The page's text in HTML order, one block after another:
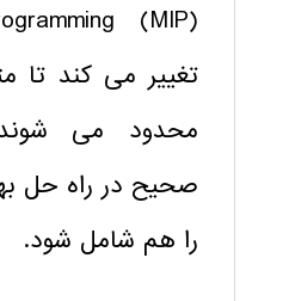
محدود می
را هم شامل شود.